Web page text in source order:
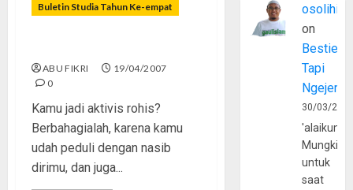
Buletin Studia Tahun Ke-empat
ABU FIKRI
19/04/2007
0
Kamu jadi aktivis rohis?
Berbahagialah, karena kamu
udah peduli dengan nasib
dirimu, dan juga...
osolihin
on
Bestie
Tapi
30/03/
Mungkin
untuk
saat